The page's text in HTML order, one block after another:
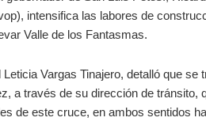
intensifica las labores de
Valle de los Fantasmas.
Vargas Tinajero, detalló que
a través de su dirección de tránsito,
de este cruce, en ambos sentidos